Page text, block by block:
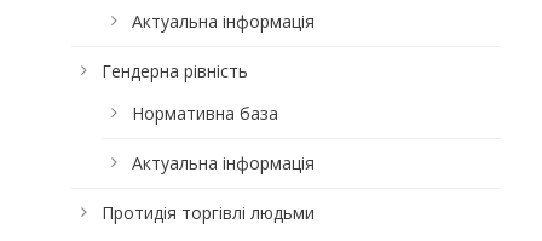
Актуальна інформація
Гендерна рівність
Нормативна база
Актуальна інформація
Протидія торгівлі людьми